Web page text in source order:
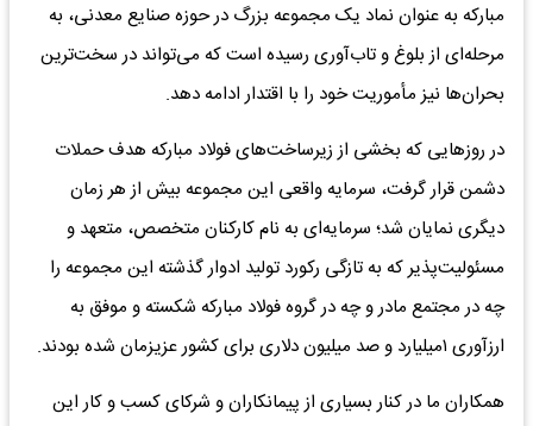
مبارکه به عنوان نماد یک مجموعه بزرگ در حوزه صنایع معدنی، به
مرحله‌ای از بلوغ و تاب‌آوری رسیده است که می‌تواند در سخت‌ترین
بحران‌ها نیز مأموریت خود را با اقتدار ادامه دهد.
در روزهایی که بخشی از زیرساخت‌های فولاد مبارکه هدف حملات
دشمن قرار گرفت، سرمایه واقعی این مجموعه بیش از هر زمان
دیگری نمایان شد؛ سرمایه‌ای به نام کارکنان متخصص، متعهد و
مسئولیت‌پذیر که به تازگی رکورد تولید ادوار گذشته این مجموعه را
چه در مجتمع مادر و چه در گروه فولاد مبارکه شکسته و موفق به
ارزآوری ۱میلیارد و صد میلیون دلاری برای کشور عزیزمان شده بودند.
همکاران ما در کنار بسیاری از پیمانکاران و شرکای کسب و کار این